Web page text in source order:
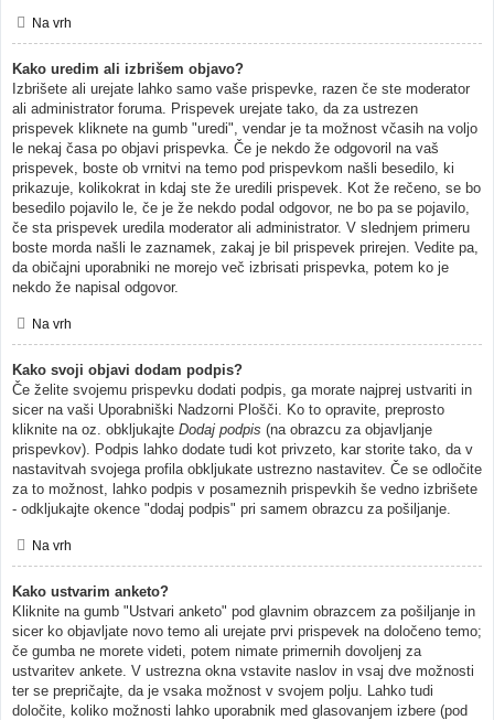
Na vrh
Kako uredim ali izbrišem objavo?
Izbrišete ali urejate lahko samo vaše prispevke, razen če ste moderator
ali administrator foruma. Prispevek urejate tako, da za ustrezen
prispevek kliknete na gumb "uredi", vendar je ta možnost včasih na voljo
le nekaj časa po objavi prispevka. Če je nekdo že odgovoril na vaš
prispevek, boste ob vrnitvi na temo pod prispevkom našli besedilo, ki
prikazuje, kolikokrat in kdaj ste že uredili prispevek. Kot že rečeno, se bo
besedilo pojavilo le, če je že nekdo podal odgovor, ne bo pa se pojavilo,
če sta prispevek uredila moderator ali administrator. V slednjem primeru
boste morda našli le zaznamek, zakaj je bil prispevek prirejen. Vedite pa,
da običajni uporabniki ne morejo več izbrisati prispevka, potem ko je
nekdo že napisal odgovor.
Na vrh
Kako svoji objavi dodam podpis?
Če želite svojemu prispevku dodati podpis, ga morate najprej ustvariti in
sicer na vaši Uporabniški Nadzorni Plošči. Ko to opravite, preprosto
kliknite na oz. obkljukajte Dodaj podpis (na obrazcu za objavljanje
prispevkov). Podpis lahko dodate tudi kot privzeto, kar storite tako, da v
nastavitvah svojega profila obkljukate ustrezno nastavitev. Če se odločite
za to možnost, lahko podpis v posameznih prispevkih še vedno izbrišete
- odkljukajte okence "dodaj podpis" pri samem obrazcu za pošiljanje.
Na vrh
Kako ustvarim anketo?
Kliknite na gumb "Ustvari anketo" pod glavnim obrazcem za pošiljanje in
sicer ko objavljate novo temo ali urejate prvi prispevek na določeno temo;
če gumba ne morete videti, potem nimate primernih dovoljenj za
ustvaritev ankete. V ustrezna okna vstavite naslov in vsaj dve možnosti
ter se prepričajte, da je vsaka možnost v svojem polju. Lahko tudi
določite, koliko možnosti lahko uporabnik med glasovanjem izbere (pod